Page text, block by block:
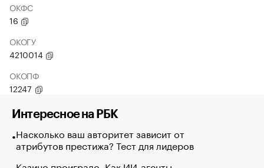
ОКФС
16
ОКОГУ
4210014
ОКОПФ
12247
Интересное на РБК
Насколько ваш авторитет зависит от
атрибутов престижа? Тест для лидеров